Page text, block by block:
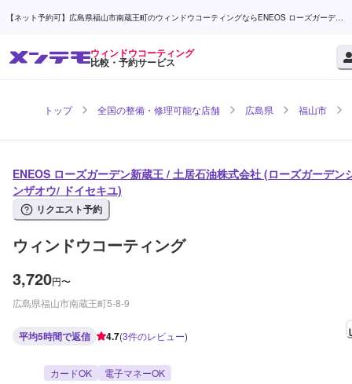
【ネット予約可】広島県福山市南蔵王町のウィンドウコーティングならENEOS ローズガーデン
ウィンドウコーティング
比較・予約サービス
トップ 全国の整備・修理可能な店舗 広島県 福山市
ENEOS ローズガーデン新蔵王 / 土居石油株式会社 (ローズガーデン
ンザオウ/ ドイセキユ)
リクエスト予約
ウィンドウコーティング
3,720円〜
広島県福山市南蔵王町5-8-9
平均5時間で返信 4.7(3件のレビュー)
カードOK 電子マネーOK